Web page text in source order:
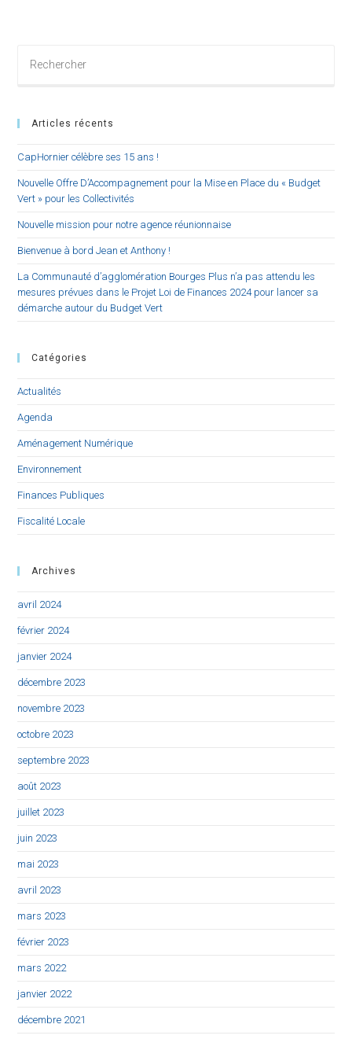
sur
Articles récents
CapHornier célèbre ses 15 ans !
Nouvelle Offre D’Accompagnement pour la Mise en Place du « Budget
Vert » pour les Collectivités
Nouvelle mission pour notre agence réunionnaise
Bienvenue à bord Jean et Anthony !
La Communauté d’agglomération Bourges Plus n’a pas attendu les
mesures prévues dans le Projet Loi de Finances 2024 pour lancer sa
démarche autour du Budget Vert
Catégories
Actualités
Agenda
Aménagement Numérique
Environnement
Finances Publiques
Fiscalité Locale
Archives
avril 2024
février 2024
janvier 2024
décembre 2023
novembre 2023
octobre 2023
septembre 2023
août 2023
juillet 2023
juin 2023
mai 2023
avril 2023
mars 2023
février 2023
mars 2022
janvier 2022
décembre 2021